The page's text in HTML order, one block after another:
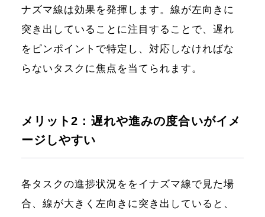
ナズマ線は効果を発揮します。線が左向きに
突き出していることに注目することで、遅れ
をピンポイントで特定し、対応しなければな
らないタスクに焦点を当てられます。
メリット2：遅れや進みの度合いがイメ
ージしやすい
各タスクの進捗状況ををイナズマ線で見た場
合、線が大きく左向きに突き出していると、